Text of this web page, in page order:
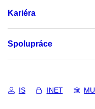
Kariéra
Spolupráce
IS INET MU